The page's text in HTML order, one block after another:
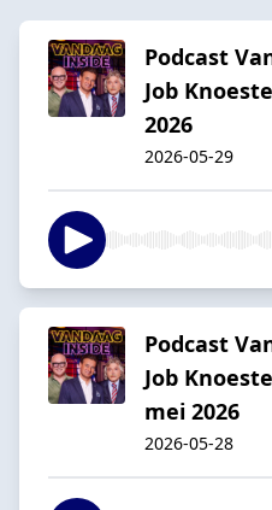
Podcast
Job
2026
2026-05-29
Podcast
Job
mei 2026
2026-05-28